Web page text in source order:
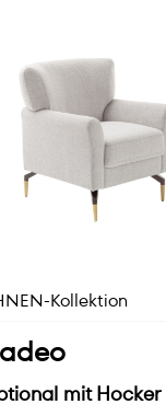
Kollektion
mit Hocker